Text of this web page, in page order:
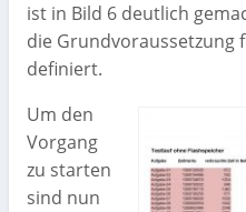
ist in Bild 6 deutlich
die Grundvoraussetzung
definiert.
Um den
Vorgang
zu starten
sind nun